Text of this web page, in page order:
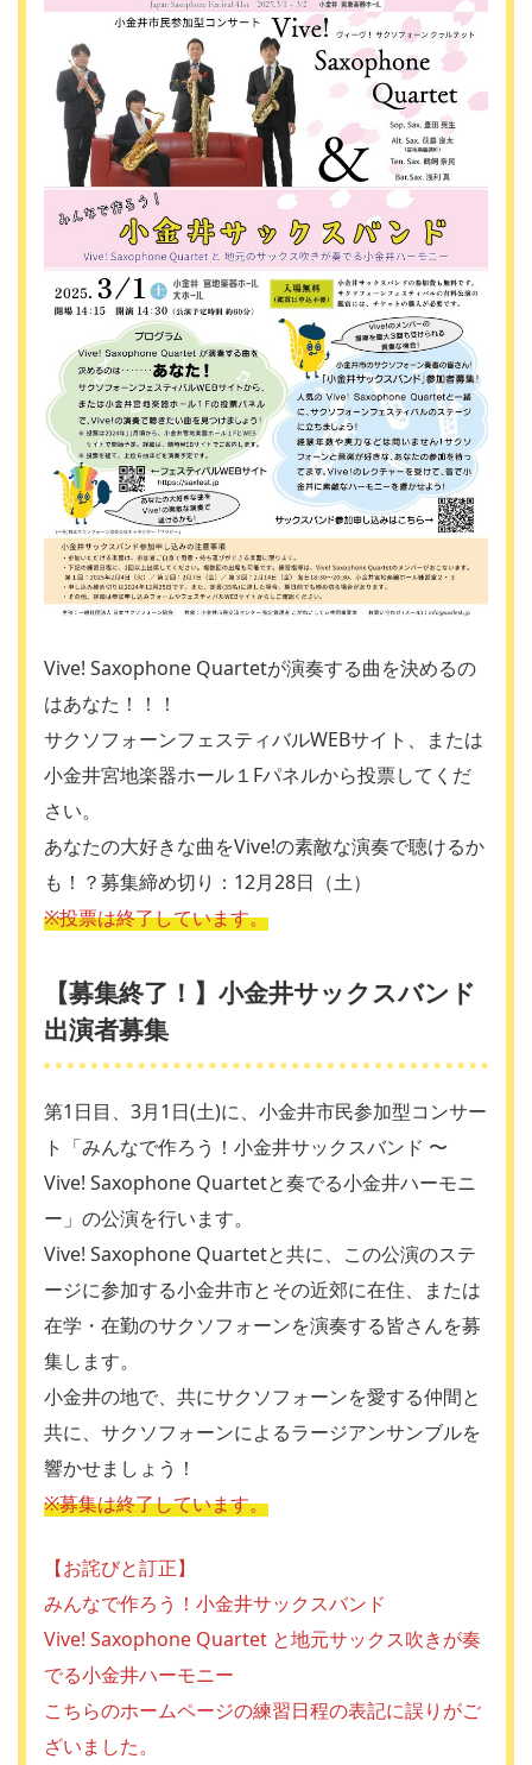
Vive! Saxophone Quartetが演奏する曲を決めるの
はあなた！！！
サクソフォーンフェスティバルWEBサイト、または
小金井宮地楽器ホール１Fパネルから投票してくだ
さい。
あなたの大好きな曲をVive!の素敵な演奏で聴けるか
も！？募集締め切り：12月28日（土）
※投票は終了しています。
【募集終了！】小金井サックスバンド
出演者募集
第1日目、3月1日(土)に、小金井市民参加型コンサー
ト「みんなで作ろう！小金井サックスバンド 〜
Vive! Saxophone Quartetと奏でる小金井ハーモニ
ー」の公演を行います。
Vive! Saxophone Quartetと共に、この公演のステ
ージに参加する小金井市とその近郊に在住、または
在学・在勤のサクソフォーンを演奏する皆さんを募
集します。
小金井の地で、共にサクソフォーンを愛する仲間と
共に、サクソフォーンによるラージアンサンブルを
響かせましょう！
※募集は終了しています。
【お詫びと訂正】
みんなで作ろう！小金井サックスバンド
Vive! Saxophone Quartet と地元サックス吹きが奏
でる小金井ハーモニー
こちらのホームページの練習日程の表記に誤りがご
ざいました。